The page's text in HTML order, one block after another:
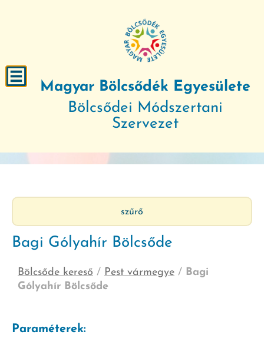
Magyar Bölcsődék Egyesülete
Bölcsődei Módszertani
Szervezet
szűrő
Bagi Gólyahír Bölcsőde
Bölcsőde kereső / Pest vármegye / Bagi
Gólyahír Bölcsőde
Paraméterek: